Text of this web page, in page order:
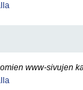
www-sivujen